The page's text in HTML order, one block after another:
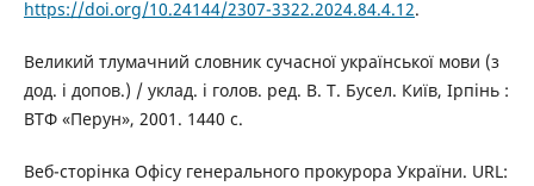
https://doi.org/10.24144/2307-3322.2024.84.4.12.
Великий тлумачний словник сучасної української мови (з
дод. і допов.) / уклад. і голов. ред. В. Т. Бусел. Київ, Ірпінь :
ВТФ «Перун», 2001. 1440 с.
Веб-сторінка Офісу генерального прокурора України. URL: